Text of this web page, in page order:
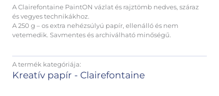
A Clairefontaine PaintON vázlat és rajztömb nedves, száraz
és vegyes technikákhoz.
A 250 g – os extra nehézsúlyú papír, ellenálló és nem
vetemedik. Savmentes és archiválható minőségű.
A termék kategóriája:
Kreatív papír - Clairefontaine